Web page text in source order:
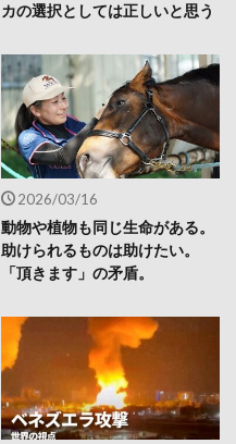
カの選択としては正しいと思う
2026/03/16
動物や植物も同じ生命がある。
助けられるものは助けたい。
「頂きます」の矛盾。